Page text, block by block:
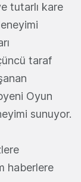
tutarlı kare
taraf
Oyun
sunuyor.
haberlere